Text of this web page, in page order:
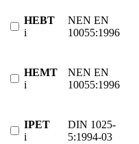
HEBT
i
NEN EN
10055:1996
HEMT
i
NEN EN
10055:1996
IPET
i
DIN 1025-
5:1994-03